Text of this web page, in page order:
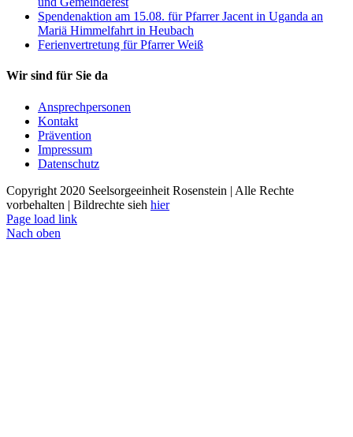
Spendenaktion am 15.08. für Pfarrer Jacent in Uganda an
Mariä Himmelfahrt in Heubach
Ferienvertretung für Pfarrer Weiß
Wir sind für Sie da
Ansprechpersonen
Kontakt
Prävention
Impressum
Datenschutz
Copyright 2020 Seelsorgeeinheit Rosenstein | Alle Rechte
vorbehalten | Bildrechte sieh hier
Page load link
Nach oben